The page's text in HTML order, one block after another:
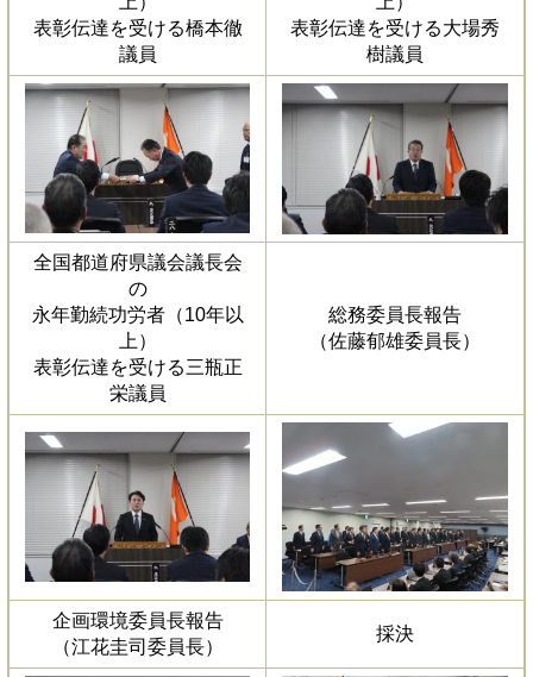
表彰伝達を受ける橋本徹
議員
表彰伝達を受ける大場秀
樹議員
全国都道府県議会議長会
の
永年勤続功労者（10年以
上）
表彰伝達を受ける三瓶正
栄議員
総務委員長報告
（佐藤郁雄委員長）
企画環境委員長報告
（江花圭司委員長）
採決